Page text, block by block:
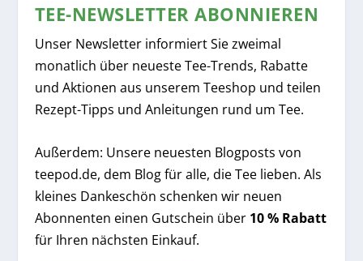
TEE-NEWSLETTER ABONNIEREN
Unser Newsletter informiert Sie zweimal
monatlich über neueste Tee-Trends, Rabatte
und Aktionen aus unserem Teeshop und teilen
Rezept-Tipps und Anleitungen rund um Tee.
Außerdem: Unsere neuesten Blogposts von
teepod.de, dem Blog für alle, die Tee lieben. Als
kleines Dankeschön schenken wir neuen
Abonnenten einen Gutschein über 10 % Rabatt
für Ihren nächsten Einkauf.